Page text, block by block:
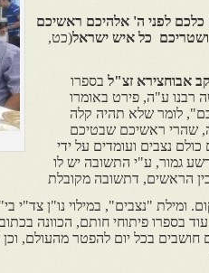
כלכם לפני ה' אלהיכם ראשיכם
כל איש ישראל(כט,
אבוחצירא זצ"ל בספרו
רבנו ע"ה, פירט באומרו
לומר שלא תהיה קלה
שהרי ראשיכם שבטיכם
כולם נצבים ועומדים על ידי
גמור, ע"י התשובה יש לו
בין הראשים, דתשובה מקובלת
ומילת "נצבים", במילוי נו"ן
בספרו פיתוחי חותם, הכוונה
חושבים בכל יום להפטר מהעולם,